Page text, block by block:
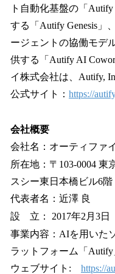
ト自動化基盤の「
する「Autify Genesis」
ージェントの協働モデ
供する「Autify AI
イ株式会社は、Autify,
公式サイト： https://
会社概要
会社名：オーティファ
所在地：〒103-0004 東
スシー東日本橋ビル6階
代表者名：近澤 良
設 立： 2017年2月3日
事業内容：AIを用いた
ラットフォーム「
ウェブサイト: https://